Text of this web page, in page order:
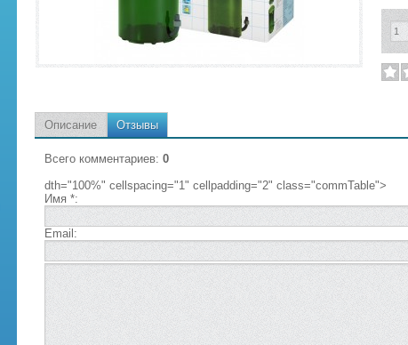
Описание Отзывы
Всего комментариев: 0
dth="100%" cellspacing="1" cellpadding="2" class="commTable">
Имя *:
Email: